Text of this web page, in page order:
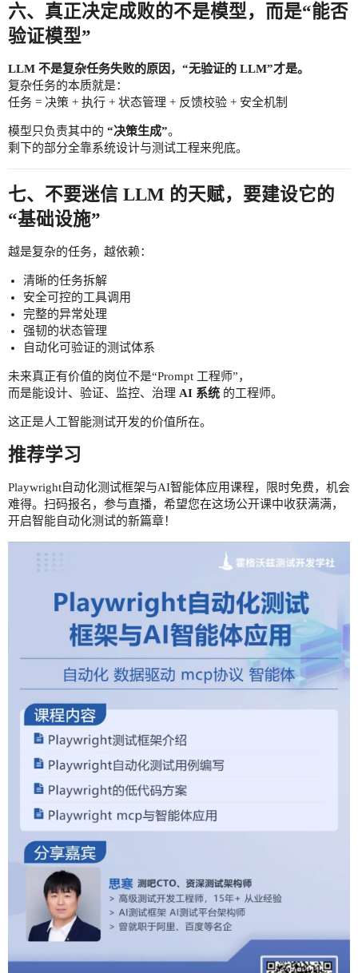
六、真正决定成败的不是模型，而是“能否
验证模型”
LLM 不是复杂任务失败的原因，“无验证的 LLM”才是。
复杂任务的本质就是：
任务 = 决策 + 执行 + 状态管理 + 反馈校验 + 安全机制
模型只负责其中的 “决策生成”。
剩下的部分全靠系统设计与测试工程来兜底。
七、不要迷信 LLM 的天赋，要建设它的
“基础设施”
越是复杂的任务，越依赖：
清晰的任务拆解
安全可控的工具调用
完整的异常处理
强韧的状态管理
自动化可验证的测试体系
未来真正有价值的岗位不是“Prompt 工程师”，
而是能设计、验证、监控、治理 AI 系统 的工程师。
这正是人工智能测试开发的价值所在。
推荐学习
Playwright自动化测试框架与AI智能体应用课程，限时免费，机会
难得。扫码报名，参与直播，希望您在这场公开课中收获满满，
开启智能自动化测试的新篇章！